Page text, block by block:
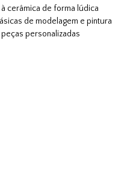
cerâmica de forma lúdica
de modelagem e pintura
personalizadas